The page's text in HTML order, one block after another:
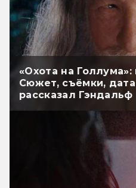
«Охота на Голлума»:
Сюжет, съёмки,
рассказал Гэндальф